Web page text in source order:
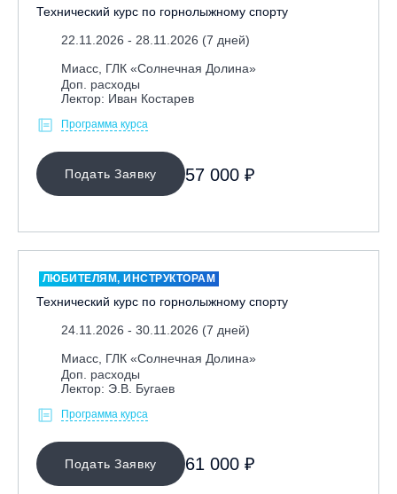
Технический курс по горнолыжному спорту
22.11.2026 - 28.11.2026 (7 дней)
Миасс, ГЛК «Солнечная Долина»
Доп. расходы
Лектор: Иван Костарев
Программа курса
Подать Заявку 57 000 ₽
ЛЮБИТЕЛЯМ, ИНСТРУКТОРАМ
Технический курс по горнолыжному спорту
24.11.2026 - 30.11.2026 (7 дней)
Миасс, ГЛК «Солнечная Долина»
Доп. расходы
Лектор: Э.В. Бугаев
Программа курса
Подать Заявку 61 000 ₽